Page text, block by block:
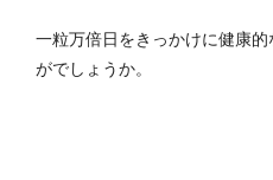
一粒万倍日をきっかけに健康
がでしょうか。